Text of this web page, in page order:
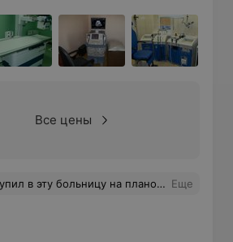
Все цены
диагностировал и пупочную грыжу, с которой также благополучно справился в результате этой же операции. В общем, я остался очень доволен работой доктора ,побольше бы таких врачей .Хочется также отметить хорошую работу персонала хирургического отделения, сотрудники которого проявляют доброжелательность внимание и готовность помочь. Еще